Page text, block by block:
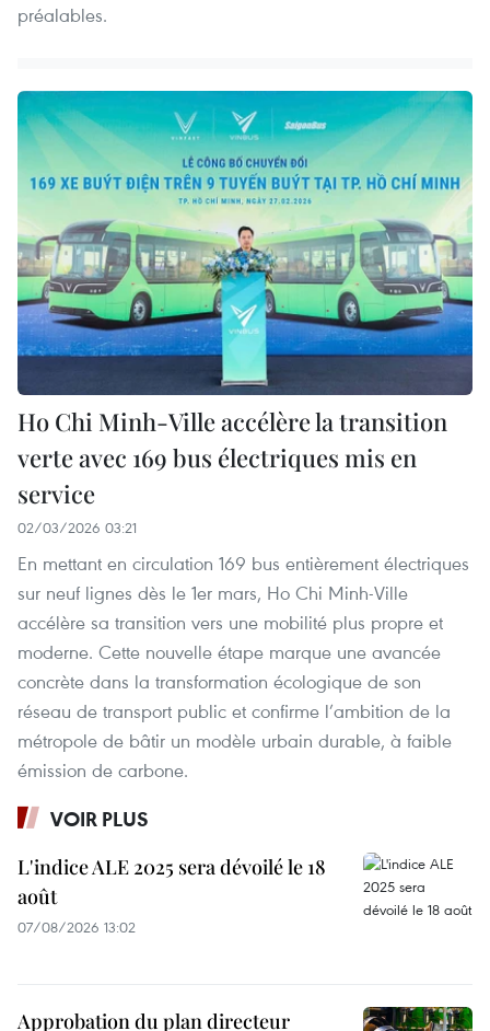
préalables.
Ho Chi Minh-Ville accélère la transition
verte avec 169 bus électriques mis en
service
02/03/2026 03:21
En mettant en circulation 169 bus entièrement électriques
sur neuf lignes dès le 1er mars, Ho Chi Minh-Ville
accélère sa transition vers une mobilité plus propre et
moderne. Cette nouvelle étape marque une avancée
concrète dans la transformation écologique de son
réseau de transport public et confirme l’ambition de la
métropole de bâtir un modèle urbain durable, à faible
émission de carbone.
VOIR PLUS
L'indice ALE 2025 sera dévoilé le 18
août
07/08/2026 13:02
Approbation du plan directeur